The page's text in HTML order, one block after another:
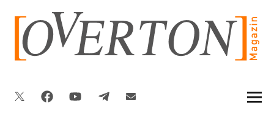
springen
TwitterFacebookYouTubeTelegramNewsletter